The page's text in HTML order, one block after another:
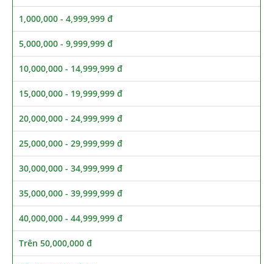
1,000,000 - 4,999,999 đ
5,000,000 - 9,999,999 đ
10,000,000 - 14,999,999 đ
15,000,000 - 19,999,999 đ
20,000,000 - 24,999,999 đ
25,000,000 - 29,999,999 đ
30,000,000 - 34,999,999 đ
35,000,000 - 39,999,999 đ
40,000,000 - 44,999,999 đ
Trên 50,000,000 đ